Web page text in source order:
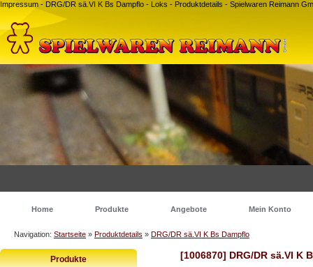
Impressum - DRG/DR sä.VI K Bs Dampflo - Loks - Produktdetails - Spielwaren Reimann
Home Produkte Angebote Mein Konto
Navigation: Startseite » Produktdetails » DRG/DR sä.VI K Bs Dampflo
Produkte [1006870] DRG/DR sä.VI K